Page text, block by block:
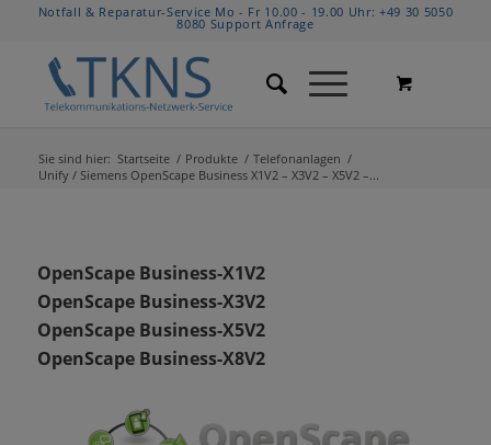
Notfall & Reparatur-Service Mo - Fr 10.00 - 19.00 Uhr:+49 30 5050
8080 Support Anfrage
Sie sind hier: Startseite / Produkte / Telefonanlagen /
Unify / Siemens OpenScape Business X1V2 – X3V2 – X5V2 –...
OpenScape Business-X1V2
OpenScape Business-X3V2
OpenScape Business-X5V2
OpenScape Business-X8V2